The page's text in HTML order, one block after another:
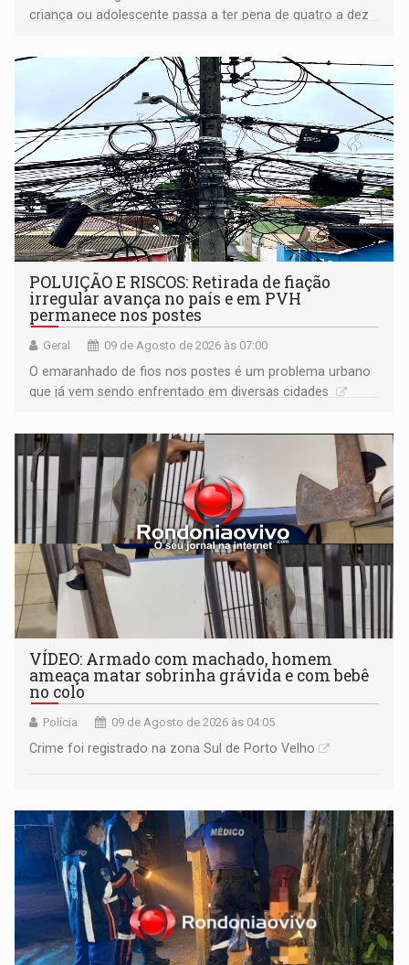
criança ou adolescente passa a ter pena de quatro a dez
POLUIÇÃO E RISCOS: Retirada de fiação
irregular avança no país e em PVH
permanece nos postes
Geral 09 de Agosto de 2026 às 07:00
O emaranhado de fios nos postes é um problema urbano
que já vem sendo enfrentado em diversas cidades
VÍDEO: Armado com machado, homem
ameaça matar sobrinha grávida e com bebê
no colo
Polícia 09 de Agosto de 2026 às 04:05
Crime foi registrado na zona Sul de Porto Velho